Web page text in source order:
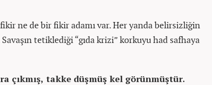
ne de bir fikir adamı var. Her yanda belirsizliğin
tetiklediği “gıda krizi” korkuyu had safhaya
çıkmış, takke düşmüş kel görünmüştür.